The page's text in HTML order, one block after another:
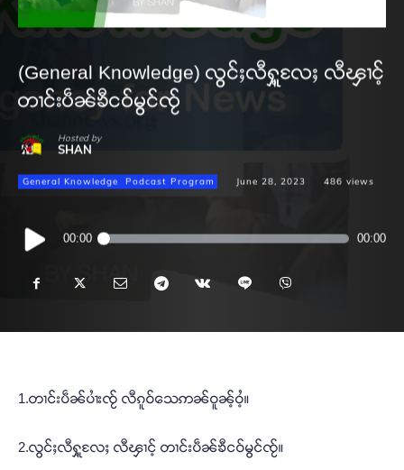
(General Knowledge) လွင်ႈလီႁူ့လႄႈ လီၾၢင့်
တၢင်းပဵၼ်ၶီငဝ်မွင်ၸႂ်
Hosted by
SHAN
General Knowledge Podcast Program June 28, 2023 486 views
Audio
Player
00:00 00:00
1.တၢင်းပဵၼ်ပၢႆးၸႂ် လီၵူဝ်သေဢၼ်ဝူၼ့်ဝႆ့။
2.လွင်ႈလီႁူ့လႄႈ လီၾၢင့် တၢင်းပဵၼ်ၶီငဝ်မွင်ၸႂ်။